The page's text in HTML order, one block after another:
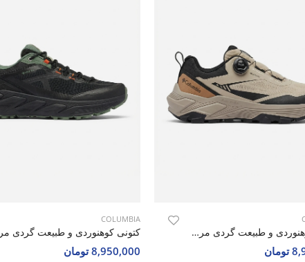
کتونی کوهنوردی و طبیعت گردی مردانه کلمبیا Columbia Air Trek M
COLUMBIA
8,950,000 تومان